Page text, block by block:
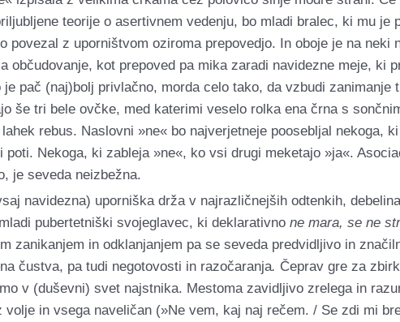
teorije o asertivnem vedenju, bo mladi bralec, ki mu je
povezal z uporništvom oziroma prepovedjo. In oboje je na
občudovanje, kot prepoved pa mika zaradi navidezne meje, ki
pač (naj)bolj privlačno, morda celo tako, da vzbudi zanimanje
še tri bele ovčke, med katerimi veselo rolka ena črna s
rebus. Naslovni »ne« bo najverjetneje poosebljal nekoga,
poti. Nekoga, ki zableja »ne«, ko vsi drugi meketajo »ja«.
je seveda neizbežna.
navidezna) uporniška drža v najrazličnejših odtenkih,
pubertetniški svojeglavec, ki deklarativno ne mara, se ne
in odklanjanjem pa se seveda predvidljivo in
čustva, pa tudi negotovosti in razočaranja. Čeprav gre za
v (duševni) svet najstnika. Mestoma zavidljivo zrelega in
in vsega naveličan (»Ne vem, kaj naj rečem. / Se zdi mi